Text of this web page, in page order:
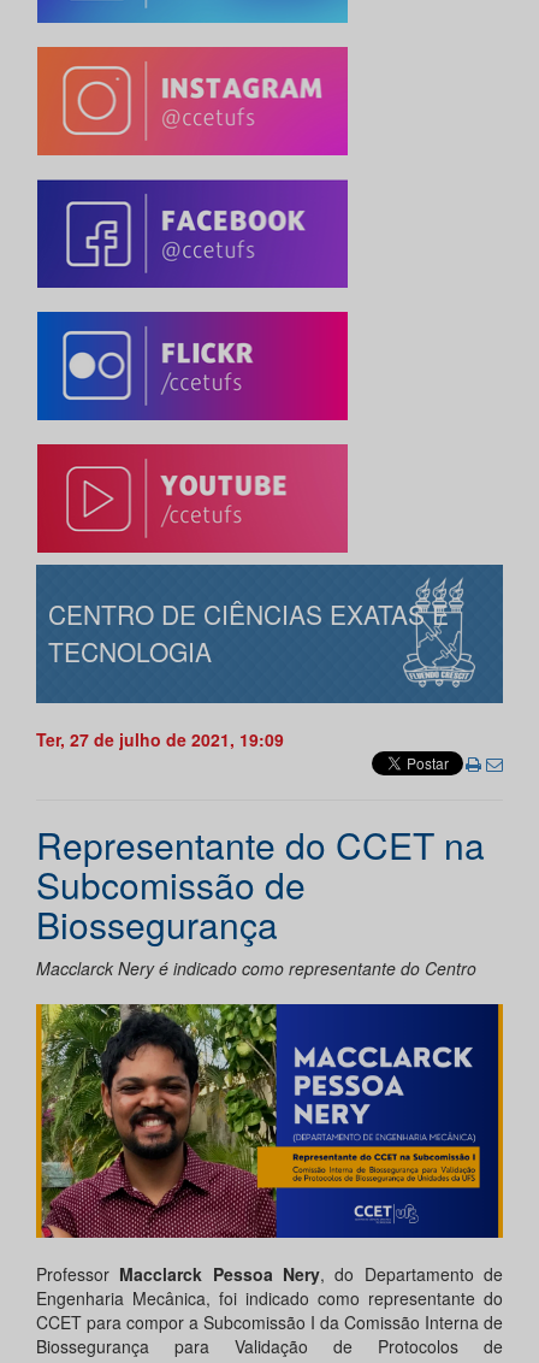
CENTRO DE CIÊNCIAS EXATAS E
TECNOLOGIA
Ter, 27 de julho de 2021, 19:09
Representante do CCET na
Subcomissão de
Biossegurança
Macclarck Nery é indicado como representante do Centro
Professor Macclarck Pessoa Nery, do Departamento de
Engenharia Mecânica, foi indicado como representante do
CCET para compor a Subcomissão I da Comissão Interna de
Biossegurança para Validação de Protocolos de